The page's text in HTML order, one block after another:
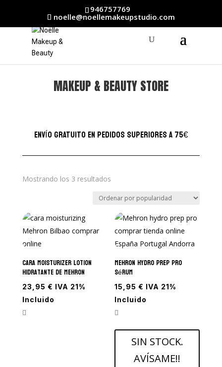
946757769
noelle@noellemakeupstudio.com
MAKEUP & BEAUTY STORE
ENVÍO GRATUITO EN PEDIDOS SUPERIORES A 75€
Mostrando los 3 resultadosOrdenado
popularidad
CARA Moisturizer Lotion
Hidratante de Mehron
23,95 € IVA 21%
Incluido
Mehron Hydro Prep Pro
Sérum
15,95€ IVA 21%
Incluido
SIN STOCK.
AVÍSAME!!